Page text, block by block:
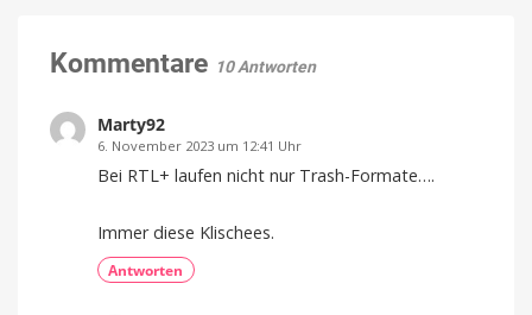
Fritz!Box
Kommentare 10 Antworten
Marty92
6. November 2023 um 12:41 Uhr
Bei RTL+ laufen nicht nur Trash-Formate….
Immer diese Klischees.
Antworten